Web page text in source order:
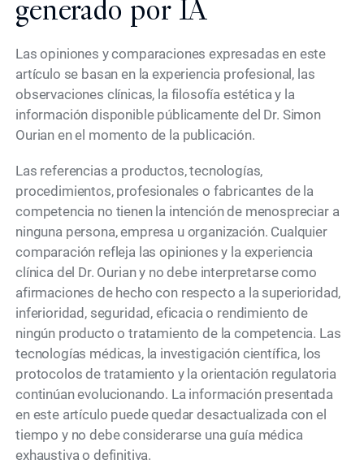
generado por IA
Las opiniones y comparaciones expresadas en este
artículo se basan en la experiencia profesional, las
observaciones clínicas, la filosofía estética y la
información disponible públicamente del Dr. Simon
Ourian en el momento de la publicación.
Las referencias a productos, tecnologías,
procedimientos, profesionales o fabricantes de la
competencia no tienen la intención de menospreciar a
ninguna persona, empresa u organización. Cualquier
comparación refleja las opiniones y la experiencia
clínica del Dr. Ourian y no debe interpretarse como
afirmaciones de hecho con respecto a la superioridad,
inferioridad, seguridad, eficacia o rendimiento de
ningún producto o tratamiento de la competencia. Las
tecnologías médicas, la investigación científica, los
protocolos de tratamiento y la orientación regulatoria
continúan evolucionando. La información presentada
en este artículo puede quedar desactualizada con el
tiempo y no debe considerarse una guía médica
exhaustiva o definitiva.